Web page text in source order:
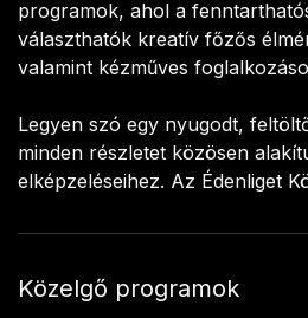
programok, ahol a
választhatók kreatív főzős
valamint kézműves
Legyen szó egy nyugodt,
minden részletet közösen
elképzeléseihez. Az Édenliget
Közelgő programok